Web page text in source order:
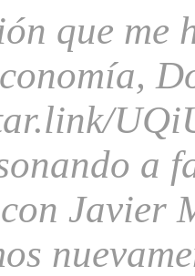
que me
a
Javier